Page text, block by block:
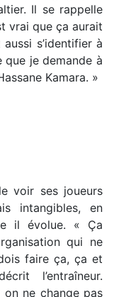
Il se rappelle
vrai que ça aurait
s’identifier à
que je demande à
Kamara. »
voir ses joueurs
intangibles, en
il évolue. « Ça
qui ne
faire ça, ça et
l’entraîneur.
on ne change pas